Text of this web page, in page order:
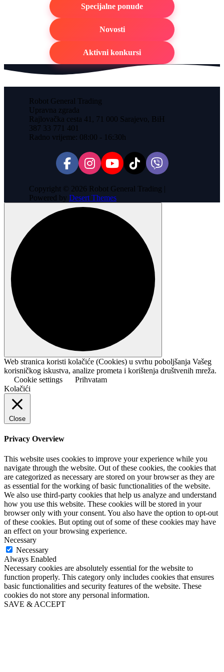
Specijalne ponude
Novosti
Aktivni konkursi
Robot General Trading
Upravna zgrada
Rajlovačka cesta 41, 71 000 Sarajevo, BiH
387 33 771 401
Radno vrijeme: 08:00 - 16:30h
Copyright © 2026 Robot General Trading |
Powered by Desert Themes
Web stranica koristi kolačiće (Cookies) u svrhu poboljšanja Vašeg
korisničkog iskustva, analize prometa i korištenja društvenih mreža.
Cookie settings
Prihvatam
Kolačići
Close
Privacy Overview
This website uses cookies to improve your experience while you
navigate through the website. Out of these cookies, the cookies that
are categorized as necessary are stored on your browser as they are
as essential for the working of basic functionalities of the website.
We also use third-party cookies that help us analyze and understand
how you use this website. These cookies will be stored in your
browser only with your consent. You also have the option to opt-out
of these cookies. But opting out of some of these cookies may have
an effect on your browsing experience.
Necessary
Necessary
Always Enabled
Necessary cookies are absolutely essential for the website to
function properly. This category only includes cookies that ensures
basic functionalities and security features of the website. These
cookies do not store any personal information.
SAVE & ACCEPT